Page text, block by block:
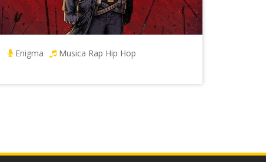
Enigma Musica Rap Hip Hop